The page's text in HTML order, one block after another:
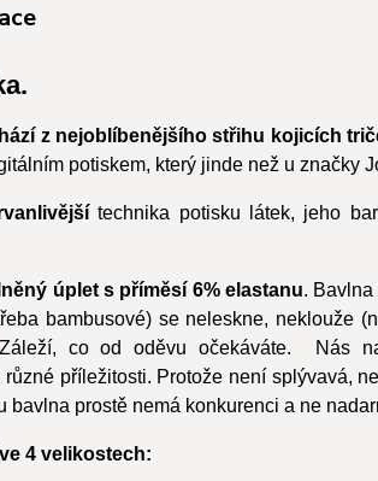
z nejoblíbenějšího střihu kojicích
potiskem, který jinde než u značky
technika potisku látek, jeho
úplet s příměsí 6% elastanu.
bambusové) se neleskne, neklouže
co od oděvu očekáváte. Nás
příležitosti. Protože není splývavá,
bavlna prostě nemá konkurenci a ne
4 velikostech: